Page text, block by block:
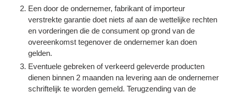
Een door de ondernemer, fabrikant of importeur
verstrekte garantie doet niets af aan de wettelijke rechten
en vorderingen die de consument op grond van de
overeenkomst tegenover de ondernemer kan doen
gelden.
Eventuele gebreken of verkeerd geleverde producten
dienen binnen 2 maanden na levering aan de ondernemer
schriftelijk te worden gemeld. Terugzending van de